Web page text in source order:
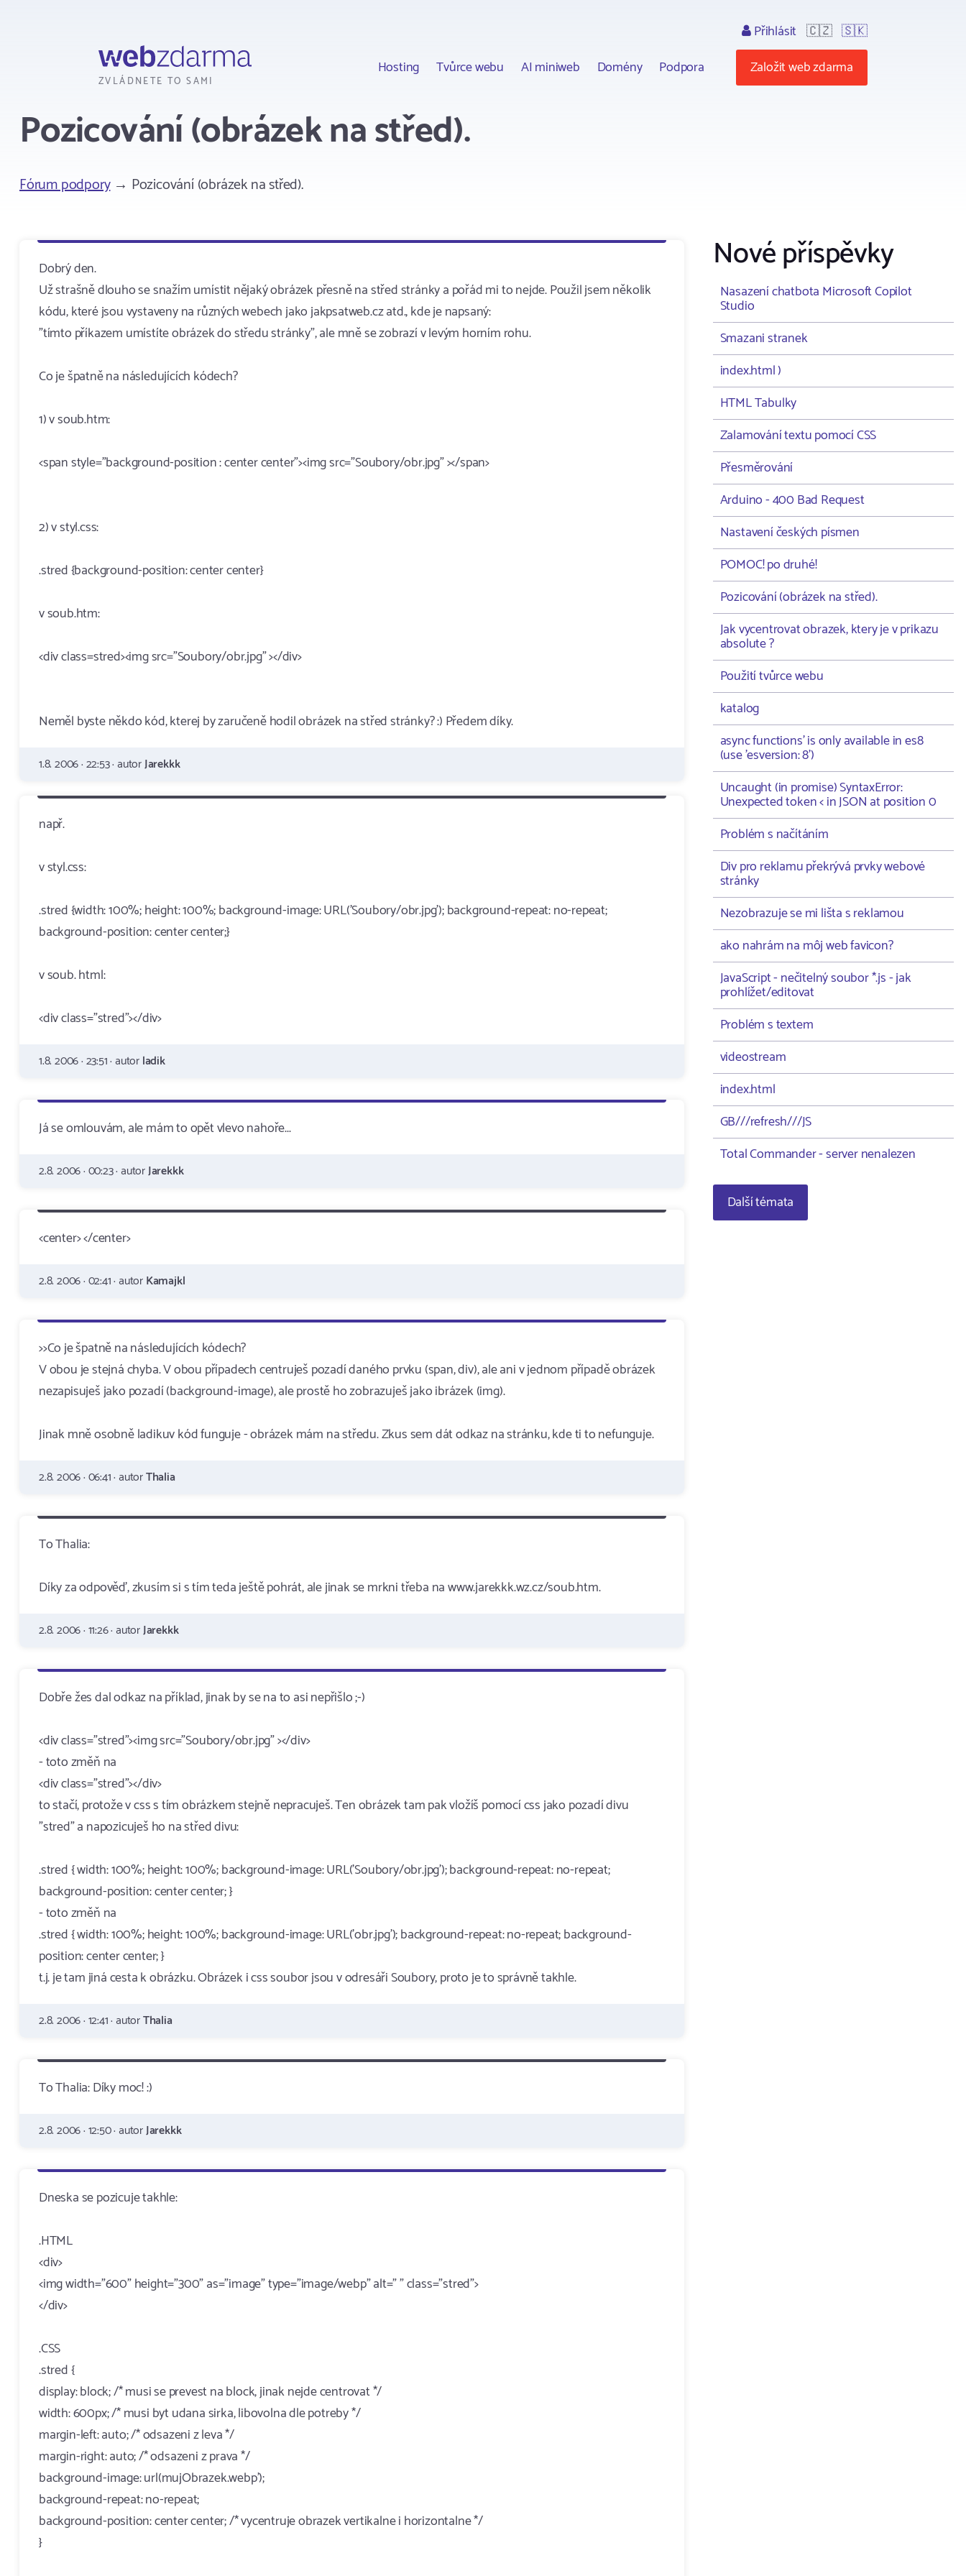
ZVLÁDNETE TO SAMI
Hosting Tvůrce webu AI miniweb Domény Podpora
Přihlásit 🇨🇿 🇸🇰
Založit web zdarma
Pozicování (obrázek na střed).
Fórum podpory→ Pozicování (obrázek na střed).
Dobrý den.
Už strašně dlouho se snažím umístit nějaký obrázek přesně na střed stránky a pořád mi to nejde. Použil jsem několik
kódu, které jsou vystaveny na různých webech jako jakpsatweb.cz atd., kde je napsaný:
"tímto příkazem umístíte obrázek do středu stránky", ale mně se zobrazí v levým horním rohu.
Co je špatně na následujících kódech?
1) v soub.htm:
<span style="background-position : center center"><img src="Soubory/obr.jpg" ></span>
2) v styl.css:
.stred {background-position: center center}
v soub.htm:
<div class=stred><img src="Soubory/obr.jpg" ></div>
Neměl byste někdo kód, kterej by zaručeně hodil obrázek na střed stránky? :) Předem díky.
1.8. 2006 · 22:53 · autorJarekkk
např.
v styl.css:
.stred {width: 100%; height: 100%; background-image: URL('Soubory/obr.jpg'); background-repeat: no-repeat;
background-position: center center;}
v soub. html:
<div class="stred"></div>
1.8. 2006 · 23:51 · autorladik
Já se omlouvám, ale mám to opět vlevo nahoře...
2.8. 2006 · 00:23 · autorJarekkk
<center> </center>
2.8. 2006 · 02:41 · autorKamajkl
>>Co je špatně na následujících kódech?
V obou je stejná chyba. V obou případech centruješ pozadí daného prvku (span, div), ale ani v jednom případě obrázek
nezapisuješ jako pozadí (background-image), ale prostě ho zobrazuješ jako ibrázek (img).
Jinak mně osobně ladikuv kód funguje - obrázek mám na středu. Zkus sem dát odkaz na stránku, kde ti to nefunguje.
2.8. 2006 · 06:41 · autorThalia
To Thalia:
Díky za odpověď, zkusím si s tím teda ještě pohrát, ale jinak se mrkni třeba na www.jarekkk.wz.cz/soub.htm.
2.8. 2006 · 11:26 · autorJarekkk
Dobře žes dal odkaz na příklad, jinak by se na to asi nepřišlo ;-)
<div class="stred"><img src="Soubory/obr.jpg" ></div>
- toto změň na
<div class="stred"></div>
to stačí, protože v css s tím obrázkem stejně nepracuješ. Ten obrázek tam pak vložíš pomocí css jako pozadí divu
"stred" a napozicuješ ho na střed divu:
.stred { width: 100%; height: 100%; background-image: URL('Soubory/obr.jpg'); background-repeat: no-repeat;
background-position: center center; }
- toto změň na
.stred { width: 100%; height: 100%; background-image: URL('obr.jpg'); background-repeat: no-repeat; background-
position: center center; }
t.j. je tam jiná cesta k obrázku. Obrázek i css soubor jsou v odresáři Soubory, proto je to správně takhle.
2.8. 2006 · 12:41 · autorThalia
To Thalia: Díky moc! :)
2.8. 2006 · 12:50 · autorJarekkk
Dneska se pozicuje takhle:
.HTML
<div>
<img width="600" height="300" as="image" type="image/webp" alt=" " class="stred">
</div>
.CSS
.stred {
display: block; /* musi se prevest na block, jinak nejde centrovat */
width: 600px; /* musi byt udana sirka, libovolna dle potreby */
margin-left: auto; /* odsazeni z leva */
margin-right: auto; /* odsazeni z prava */
background-image: url(mujObrazek.webp');
background-repeat: no-repeat;
background-position: center center; /* vycentruje obrazek vertikalne i horizontalne */
}
Nové příspěvky
Nasazení chatbota Microsoft Copilot
Studio
Smazani stranek
index.html )
HTML Tabulky
Zalamování textu pomocí CSS
Přesměrování
Arduino - 400 Bad Request
Nastavení českých písmen
POMOC! po druhé!
Pozicování (obrázek na střed).
Jak vycentrovat obrazek, ktery je v prikazu
absolute ?
Použití tvůrce webu
katalog
async functions' is only available in es8
(use 'esversion: 8')
Uncaught (in promise) SyntaxError:
Unexpected token < in JSON at position 0
Problém s načítáním
Div pro reklamu překrývá prvky webové
stránky
Nezobrazuje se mi lišta s reklamou
ako nahrám na môj web favicon?
JavaScript - nečitelný soubor *.js - jak
prohlížet/editovat
Problém s textem
videostream
index.html
GB///refresh///JS
Total Commander - server nenalezen
Další témata